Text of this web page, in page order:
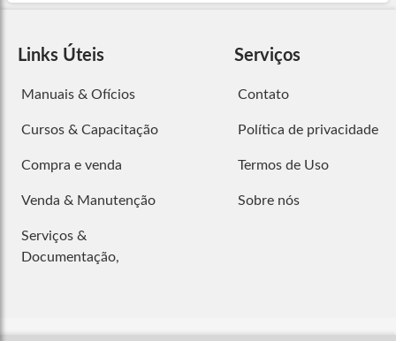
Links Úteis
Manuais & Ofícios
Cursos & Capacitação
Compra e venda
Venda & Manutenção
Serviços &
Documentação,
Serviços
Contato
Política de privacidade
Termos de Uso
Sobre nós